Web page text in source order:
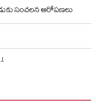
సంచలన ఆరోపణలు